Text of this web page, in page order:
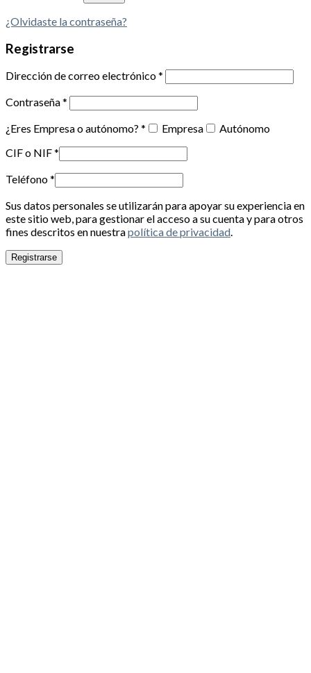
¿Olvidaste la contraseña?
Registrarse
Dirección de correo electrónico*
Contraseña*
¿Eres Empresa o autónomo? * Empresa
Autónomo
CIF o NIF*
Teléfono*
Sus datos personales se utilizarán para apoyar su experiencia en
este sitio web, para gestionar el acceso a su cuenta y para otros
fines descritos en nuestrapolítica de privacidad.
Registrarse